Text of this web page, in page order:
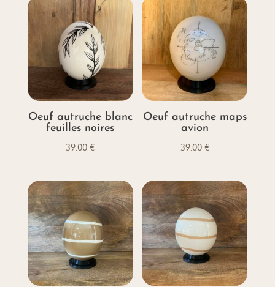
au
plus
ancien
Oeuf autruche blanc
feuilles noires
39.00€
Oeuf autruche maps
avion
39.00 €